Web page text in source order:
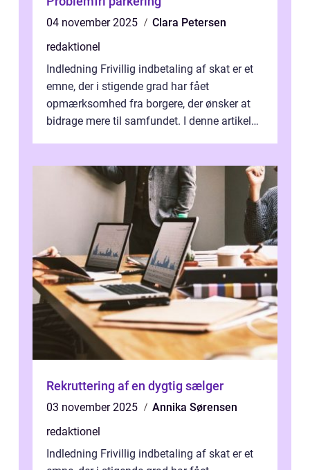
04 november 2025
Clara Petersen
redaktionel
Indledning Frivillig indbetaling af skat er et
emne, der i stigende grad har fået
opmærksomhed fra borgere, der ønsker at
bidrage mere til samfundet. I denne artikel
Rekruttering af en dygtig sælger
03 november 2025
Annika Sørensen
redaktionel
Indledning Frivillig indbetaling af skat er et